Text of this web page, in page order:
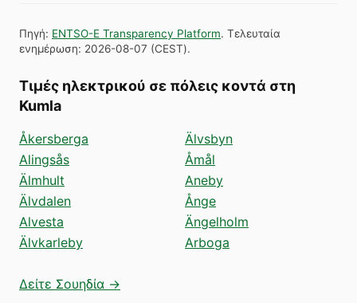
Πηγή: ENTSO-E Transparency Platform. Τελευταία
ενημέρωση: 2026-08-07 (CEST).
Τιμές ηλεκτρικού σε πόλεις κοντά στη
Kumla
Åkersberga
Alingsås
Älmhult
Älvdalen
Alvesta
Älvkarleby
Älvsbyn
Åmål
Aneby
Ånge
Ängelholm
Arboga
Δείτε Σουηδία →